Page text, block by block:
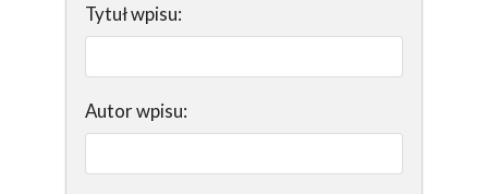
Tytuł wpisu:
Autor wpisu: